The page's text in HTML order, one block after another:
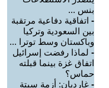
بنس ...
- اتفاقية دفاعية مرتقبة
بين السعودية وتركيا
وباكستان وسط توترا ...
- لماذا رفضت إسرائيل
اتفاق غزة بينما قبلته
حماس؟
- غارديان: أزمة سبتة